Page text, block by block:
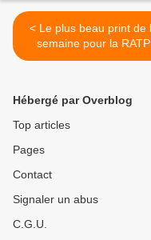
< Le plus beau print de la
semaine pour la RATP
Hébergé par Overblog
Top articles
Pages
Contact
Signaler un abus
C.G.U.